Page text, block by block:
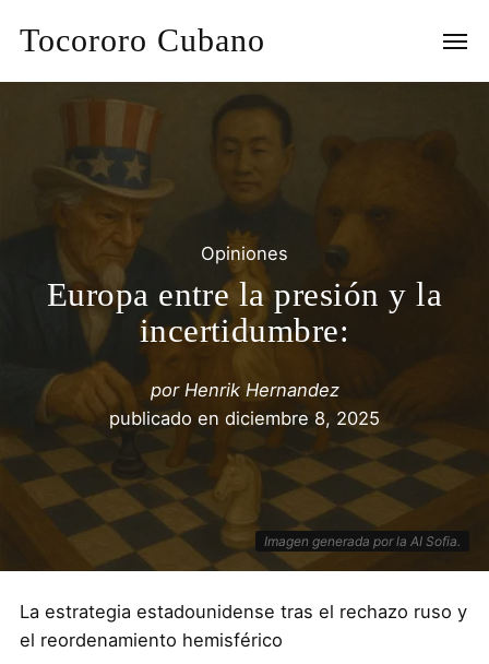
Tocororo Cubano
Opiniones
Europa entre la presión y la
incertidumbre:
por Henrik Hernandez
publicado en diciembre 8, 2025
Imagen generada por la AI Sofia.
La estrategia estadounidense tras el rechazo ruso y
el reordenamiento hemisférico